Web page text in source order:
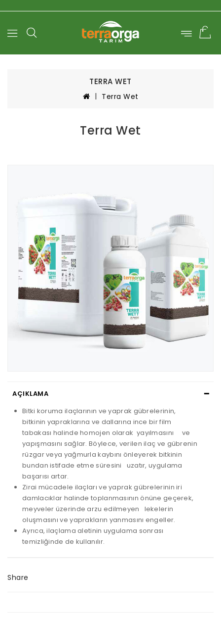
0
TERRA WET
Terra Wet
Terra Wet
AÇIKLAMA
Bitki koruma ilaçlarının ve yaprak gübrelerinin,
bitkinin yapraklarına ve dallarına ince bir film
tabakası halinde homojen olarak yayılmasını ve
yapışmasını sağlar. Böylece, verilen ilaç ve gübrenin
rüzgar veya yağmurla kaybını önleyerek bitkinin
bundan istifade etme süresini uzatır, uygulama
başarısı artar.
Zirai mücadele ilaçları ve yaprak gübrelerinin iri
damlacıklar halinde toplanmasının önüne geçerek,
meyveler üzerinde arzu edilmeyen lekelerin
oluşmasını ve yaprakların yanmasını engeller.
Ayrıca, ilaçlama aletinin uygulama sonrası
temizliğinde de kullanılır.
Share